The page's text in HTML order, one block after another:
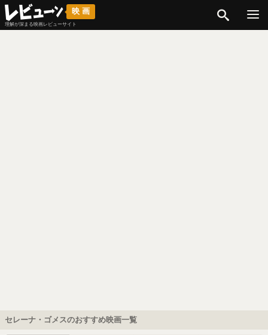
映画
理解が深まる映画レビューサイト
セレーナ・ゴメスのおすすめ映画一覧